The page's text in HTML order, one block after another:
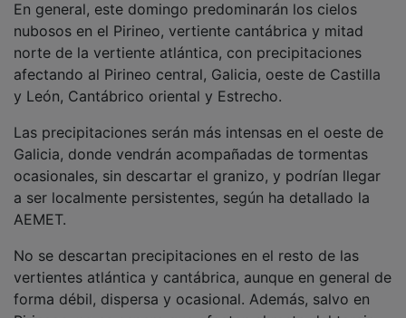
nubosos en el Pirineo, vertiente cantábrica y mitad
norte de la vertiente atlántica, con precipitaciones
afectando al Pirineo central, Galicia, oeste de Castilla
y León, Cantábrico oriental y Estrecho.
Galicia, donde vendrán acompañadas de tormentas
ocasionales, sin descartar el granizo, y podrían llegar
a ser localmente persistentes, según ha detallado la
AEMET.
vertientes atlántica y cantábrica, aunque en general de
forma débil, dispersa y ocasional. Además, salvo en
Pirineos, no se espera que afecten al resto del tercio